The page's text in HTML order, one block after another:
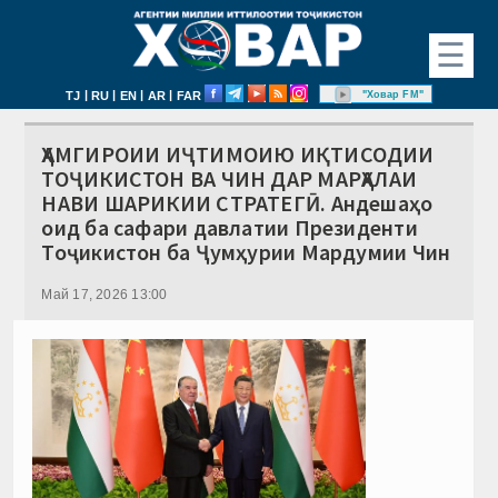
☰
TJ | RU | EN | AR | FAR "Ховар FM"
ҲАМГИРОИИ ИҶТИМОИЮ ИҚТИСОДИИ
ТОҶИКИСТОН ВА ЧИН ДАР МАРҲАЛАИ
НАВИ ШАРИКИИ СТРАТЕГӢ. Андешаҳо
оид ба сафари давлатии Президенти
Тоҷикистон ба Ҷумҳурии Мардумии Чин
Май 17, 2026 13:00